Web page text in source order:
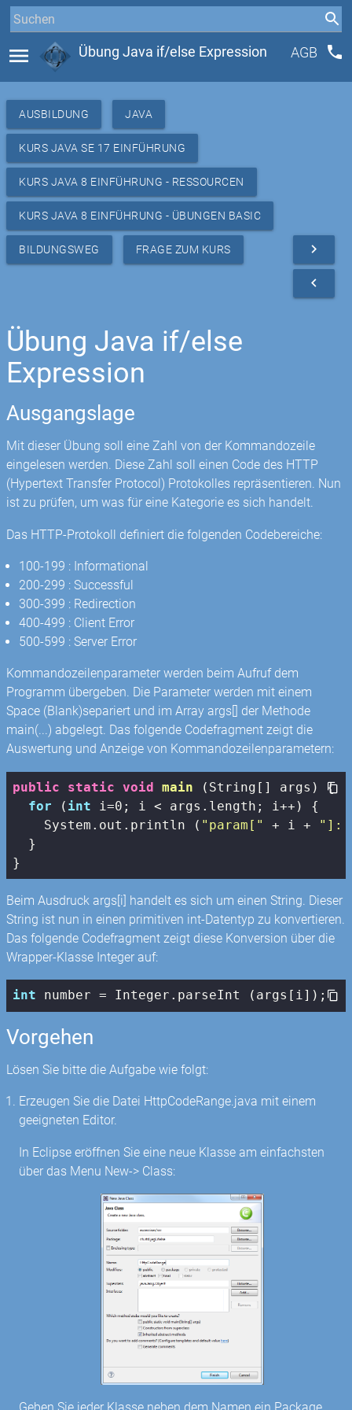
menu Übung Java if/else Expression AGB phone
AUSBILDUNG JAVA
KURS JAVA SE 17 EINFÜHRUNG
KURS JAVA 8 EINFÜHRUNG - RESSOURCEN
KURS JAVA 8 EINFÜHRUNG - ÜBUNGEN BASIC
BILDUNGSWEG FRAGE ZUM KURS navigate_next
navigate_before
Übung Java if/else
Expression
Ausgangslage
Mit dieser Übung soll eine Zahl von der Kommandozeile
eingelesen werden. Diese Zahl soll einen Code des HTTP
(Hypertext Transfer Protocol) Protokolles repräsentieren. Nun
ist zu prüfen, um was für eine Kategorie es sich handelt.
Das HTTP-Protokoll definiert die folgenden Codebereiche:
100-199 : Informational
200-299 : Successful
300-399 : Redirection
400-499 : Client Error
500-599 : Server Error
Kommandozeilenparameter werden beim Aufruf dem
Programm übergeben. Die Parameter werden mit einem
Space (Blank)separiert und im Array args[] der Methode
main(...) abgelegt. Das folgende Codefragment zeigt die
Auswertung und Anzeige von Kommandozeilenparametern:
public static void main (String[] args)
{
for ( int i=0 ; i < args.length; i++) {
    System.out.println (
"param[" + i + "]:
  }
}
Beim Ausdruck args[i] handelt es sich um einen String. Dieser
String ist nun in einen primitiven int-Datentyp zu konvertieren.
Das folgende Codefragment zeigt diese Konversion über die
Wrapper-Klasse Integer auf:
int number = Integer.parseInt (args[i]);
Vorgehen
Lösen Sie bitte die Aufgabe wie folgt:
Erzeugen Sie die Datei HttpCodeRange.java mit einem
geeigneten Editor.
In Eclipse eröffnen Sie eine neue Klasse am einfachsten
über das Menu New-> Class:
Geben Sie jeder Klasse neben dem Namen ein Package